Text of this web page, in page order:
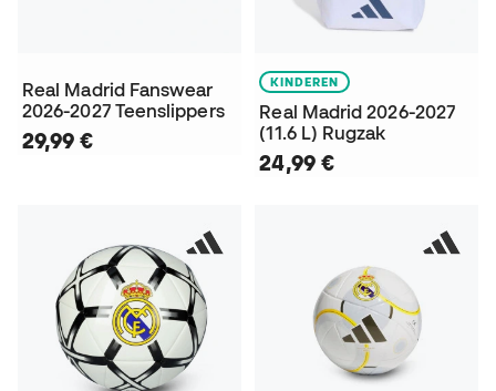
Real Madrid Fanswear
2026-2027 Teenslippers
29,99 €
KINDEREN
Real Madrid 2026-2027
(11.6 L) Rugzak
24,99 €